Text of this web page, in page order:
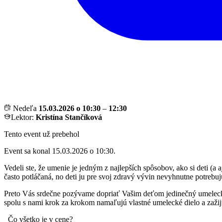
Nedeľa 15.03.2026 o 10:30 – 12:30
Lektor: Kristína Stančíková
Tento event už prebehol
Event sa konal 15.03.2026 o 10:30.
Vedeli ste, že umenie je jedným z najlepších spôsobov, ako si deti
často potláčaná, no deti ju pre svoj zdravý vývin nevyhnutne
Preto Vás srdečne pozývame dopriať Vašim deťom jedinečný
spolu s nami krok za krokom namaľujú vlastné umelecké dielo a
Čo všetko je v cene?